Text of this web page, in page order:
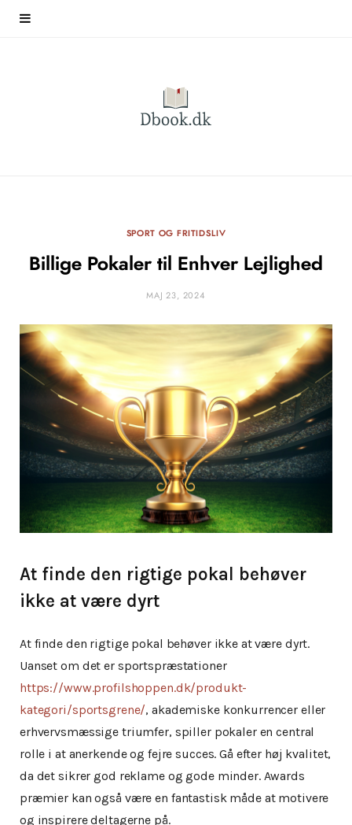
SPORT OG FRITIDSLIV
Billige Pokaler til Enhver Lejlighed
MAJ 23, 2024
At finde den rigtige pokal behøver
ikke at være dyrt
At finde den rigtige pokal behøver ikke at være dyrt.
Uanset om det er sportspræstationer
https://www.profilshoppen.dk/produkt-
kategori/sportsgrene/, akademiske konkurrencer eller
erhvervsmæssige triumfer, spiller pokaler en central
rolle i at anerkende og fejre succes. Gå efter høj kvalitet,
da det sikrer god reklame og gode minder. Awards
præmier kan også være en fantastisk måde at motivere
og inspirere deltagerne på.